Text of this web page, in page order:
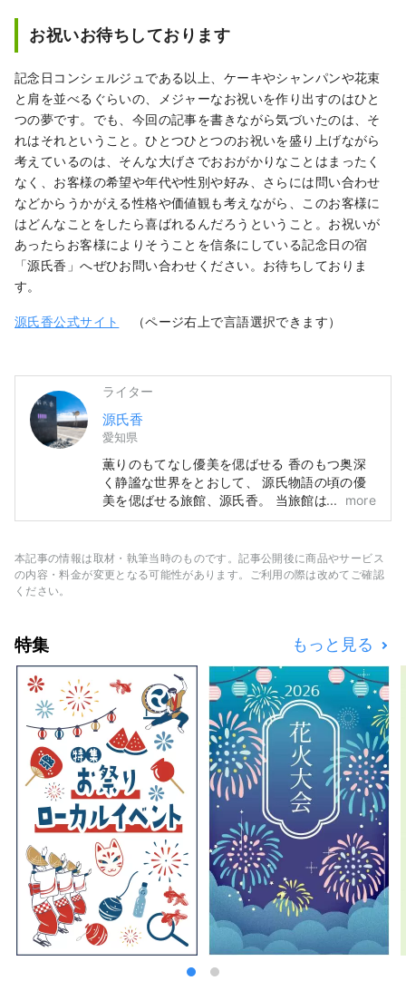
お祝いお待ちしております
記念日コンシェルジュである以上、ケーキやシャンパンや花束
と肩を並べるぐらいの、メジャーなお祝いを作り出すのはひと
つの夢です。でも、今回の記事を書きながら気づいたのは、そ
れはそれということ。ひとつひとつのお祝いを盛り上げながら
考えているのは、そんな大げさでおおがかりなことはまったく
なく、お客様の希望や年代や性別や好み、さらには問い合わせ
などからうかがえる性格や価値観も考えながら、このお客様に
はどんなことをしたら喜ばれるんだろうということ。お祝いが
あったらお客様によりそうことを信条にしている記念日の宿
「源氏香」へぜひお問い合わせください。お待ちしておりま
す。
源氏香公式サイト （ページ右上で言語選択できます）
ライター
源氏香
愛知県
薫りのもてなし優美を偲ばせる 香のもつ奥深
く静謐な世界をとおして、 源氏物語の頃の優
美を偲ばせる旅館、源氏香。 当旅館は、日本
初の香りがテーマの和風旅苑です。 忘れかけ
至る所で、お香の心地よさを随所に感じていた
だけます。
more
本記事の情報は取材・執筆当時のものです。記事公開後に商品やサービス
の内容・料金が変更となる可能性があります。ご利用の際は改めてご確認
ください。
特集 もっと見る